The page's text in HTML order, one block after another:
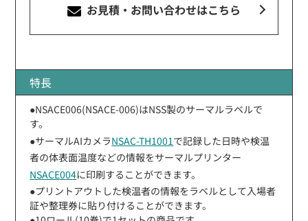
お見積・お問い合わせはこちら
特長
●NSACE006(NSACE-006)はNSS製のサーマルラベルで
す。
●サーマルAIカメラNSAC-TH1001 で記録した日時や検温
者の体表面温度などの情報をサーマルプリンター
NSACE004に印刷することができます。
●プリントアウトした検温者の情報をラベルとして入場者
証や整理券に貼り付けることができます。